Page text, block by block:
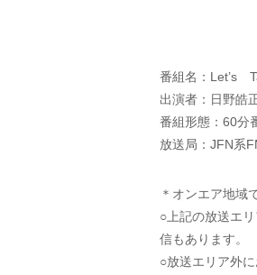
番組名：Let’s
出演者：日野皓
番組形態：60分
放送局：JFN系
＊オンエア地
○上記の放送エ
信もあります。
○放送エリア外